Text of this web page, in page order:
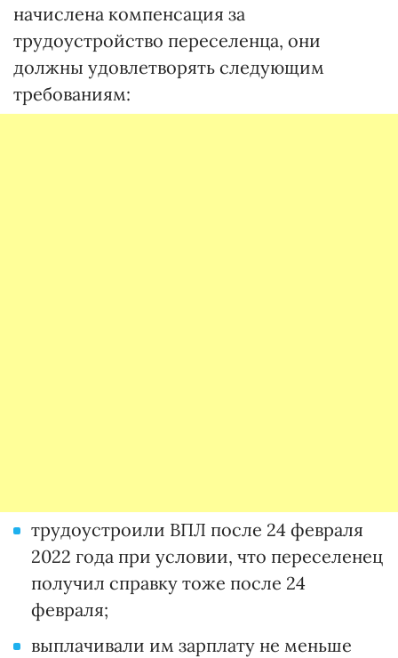
начислена компенсация за
трудоустройство переселенца, они
должны удовлетворять следующим
требованиям:
трудоустроили ВПЛ после 24 февраля
2022 года при условии, что переселенец
получил справку тоже после 24
февраля;
выплачивали им зарплату не меньше